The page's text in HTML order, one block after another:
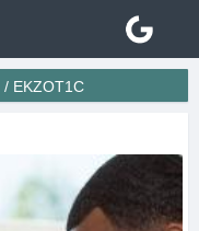
/ EKZOT1C